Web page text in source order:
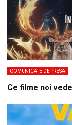
COMUNICATE DE PRESA
Ce filme noi